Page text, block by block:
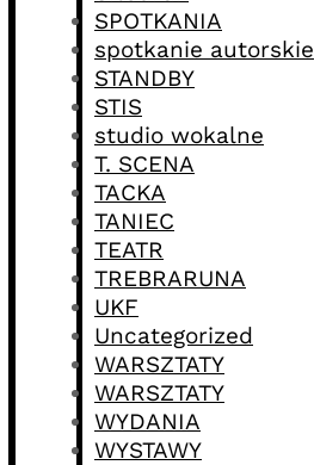
SPOTKANIA
spotkanie autorskie
STANDBY
STIS
studio wokalne
T. SCENA
TACKA
TANIEC
TEATR
TREBRARUNA
UKF
Uncategorized
WARSZTATY
WARSZTATY
WYDANIA
WYSTAWY